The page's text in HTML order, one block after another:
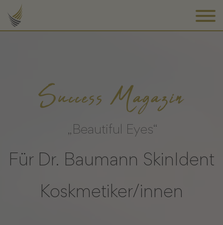
Success Magazin
„Beautiful Eyes“
Für Dr. Baumann SkinIdent
Koskmetiker/innen